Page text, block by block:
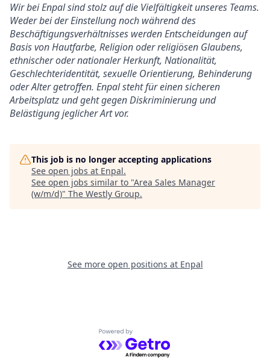
Wir bei Enpal sind stolz auf die Vielfältigkeit unseres Teams.
Weder bei der Einstellung noch während des
Beschäftigungsverhältnisses werden Entscheidungen auf
Basis von Hautfarbe, Religion oder religiösen Glaubens,
ethnischer oder nationaler Herkunft, Nationalität,
Geschlechteridentität, sexuelle Orientierung, Behinderung
oder Alter getroffen. Enpal steht für einen sicheren
Arbeitsplatz und geht gegen Diskriminierung und
Belästigung jeglicher Art vor.
This job is no longer accepting applications
See open jobs at Enpal.
See open jobs similar to "Area Sales Manager
(w/m/d)" The Westly Group.
See more open positions at Enpal
Powered by Getro.com